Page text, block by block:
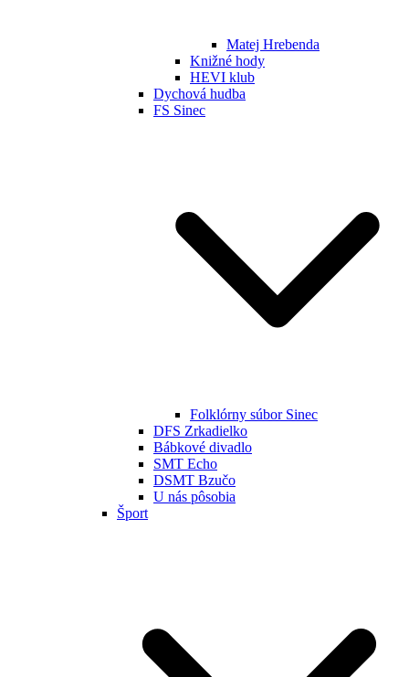
Matej Hrebenda
Knižné hody
HEVI klub
Dychová hudba
FS Sinec
Folklórny súbor Sinec
DFS Zrkadielko
Bábkové divadlo
SMT Echo
DSMT Bzučo
U nás pôsobia
Šport